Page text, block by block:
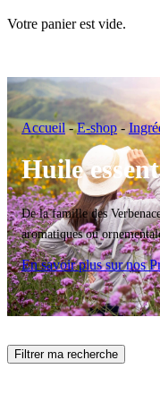
Votre panier est vide.
Accueil-E-shop-
Huile
De la famille des
aromatiques ou
En savoir plus sur nos
Filtrer ma recherche